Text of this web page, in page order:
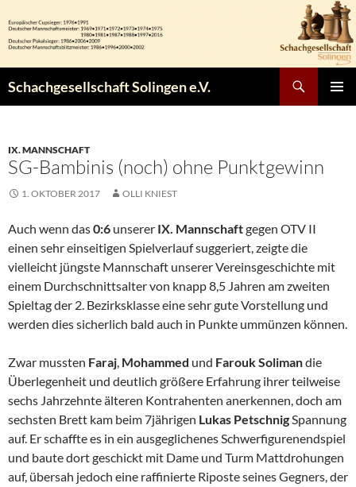
Inhalt
springen
Schachgesellschaft Solingen e.V.
IX. MANNSCHAFT
SG-Bambinis (noch) ohne Punktgewinn
1. OKTOBER 2017 OLLI KNIEST
Auch wenn das0:6 unserer IX. Mannschaftgegen OTV II
einen sehr einseitigen Spielverlauf suggeriert, zeigte die
vielleicht jüngste Mannschaft unserer Vereinsgeschichte mit
einem Durchschnittsalter von knapp 8,5 Jahren am zweiten
Spieltag der 2. Bezirksklasse eine sehr gute Vorstellung und
werden dies sicherlich bald auch in Punkte ummünzen können.
Zwar mussten Faraj, Mohammed und Farouk Solimandie
Überlegenheit und deutlich größere Erfahrung ihrer teilweise
sechs Jahrzehnte älteren Kontrahenten anerkennen, doch am
sechsten Brett kam beim 7jährigen Lukas PetschnigSpannung
auf. Er schaffte es in ein ausgeglichenes Schwerfigurenendspiel
und baute dort geschickt mit Dame und Turm Mattdrohungen
auf, übersah jedoch eine raffinierte Riposte seines Gegners, der